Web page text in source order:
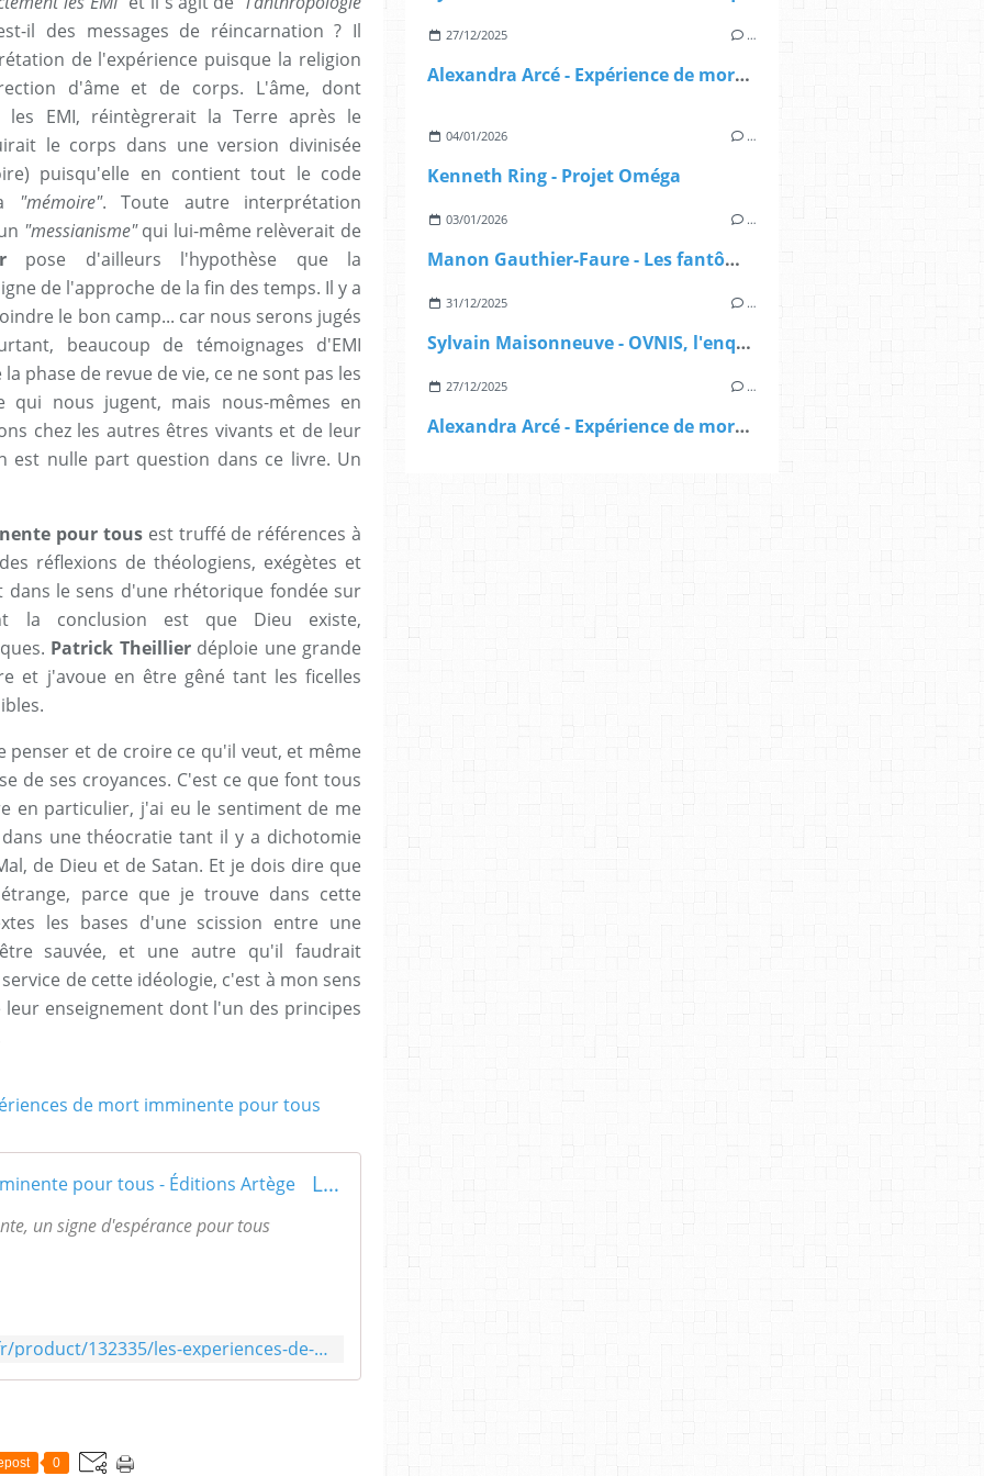
il des messages de réincarnation ? Il
de l'expérience puisque la religion
d'âme et de corps. L'âme, dont
les EMI, réintègrerait la Terre après le
le corps dans une version divinisée
puisqu'elle en contient tout le code
"mémoire". Toute autre interprétation
"messianisme"qui lui-même relèverait de
pose d'ailleurs l'hypothèse que la
de l'approche de la fin des temps. Il y a
le bon camp... car nous serons jugés
beaucoup de témoignages d'EMI
phase de revue de vie, ce ne sont pas les
qui nous jugent, mais nous-mêmes en
chez les autres êtres vivants et de leur
est nulle part question dans ce livre. Un
pour tousest truffé de références à
réflexions de théologiens, exégètes et
dans le sens d'une rhétorique fondée sur
la conclusion est que Dieu existe,
Patrick Theillierdéploie une grande
et j'avoue en être gêné tant les ficelles
penser et de croire ce qu'il veut, et même
de ses croyances. C'est ce que font tous
en particulier, j'ai eu le sentiment de me
une théocratie tant il y a dichotomie
de Dieu et de Satan. Et je dois dire que
parce que je trouve dans cette
les bases d'une scission entre une
sauvée, et une autre qu'il faudrait
de cette idéologie, c'est à mon sens
enseignement dont l'un des principes
Les Expériences de mort imminente pour tous - Éditions Artège
un signe d'espérance pour tous
https://www.editionsartege.fr/product/132335/les-experiences-de-mort-imminente-pour-tous/
0
27/12/2025 …
Alexandra Arcé - Expérience de mort imminente - L'approche jungienne
04/01/2026 …
Kenneth Ring - Projet Oméga
03/01/2026 …
Manon Gauthier-Faure - Les fantômes du lac
31/12/2025 …
Sylvain Maisonneuve - OVNIS, l'enquête déclassifiée
27/12/2025 …
Alexandra Arcé - Expérience de mort imminente - L'approche jungienne